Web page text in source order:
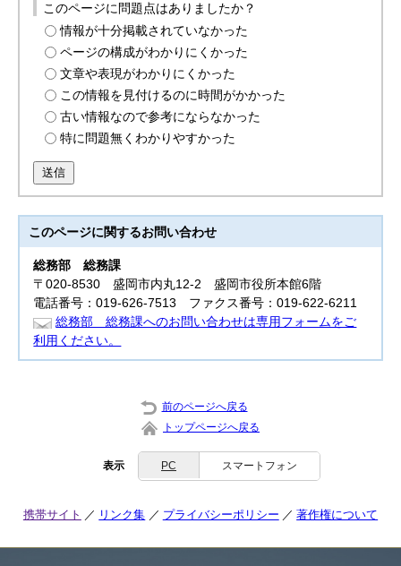
このページに問題点はありましたか？
情報が十分掲載されていなかった
ページの構成がわかりにくかった
文章や表現がわかりにくかった
この情報を見付けるのに時間がかかった
古い情報なので参考にならなかった
特に問題無くわかりやすかった
送信
このページに関するお問い合わせ
総務部総務課
〒020-8530 盛岡市内丸12-2 盛岡市役所本館6階
電話番号：019-626-7513 ファクス番号：019-622-6211
総務部 総務課へのお問い合わせは専用フォームをご
利用ください。
前のページへ戻る
トップページへ戻る
表示 PC スマートフォン
携帯サイト リンク集 プライバシーポリシー 著作権について